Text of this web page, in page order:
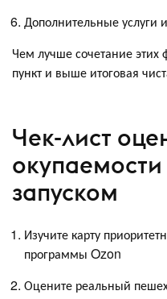
Дополнительные услуги
Чем лучше сочетание этих
пункт и выше итоговая
Чек-лист
запуском
Изучите карту
программы Ozon
Оцените реальный